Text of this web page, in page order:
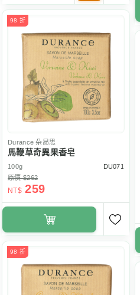
98 折
Durance 朵昂思
馬鞭草奇異果香皂
100g
DU071
原價 $262
NT$ 259
98 折